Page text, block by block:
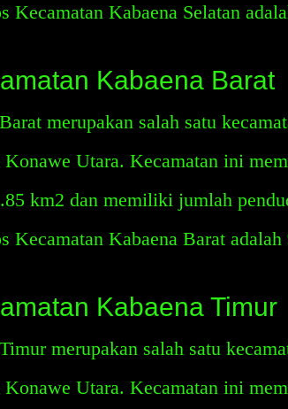
Kecamatan Kabaena Selatan
Kabaena Barat
merupakan salah satu
Utara. Kecamatan ini
km2 dan memiliki jumlah
Kecamatan Kabaena Barat adalah
Kabaena Timur
merupakan salah satu
Utara. Kecamatan ini